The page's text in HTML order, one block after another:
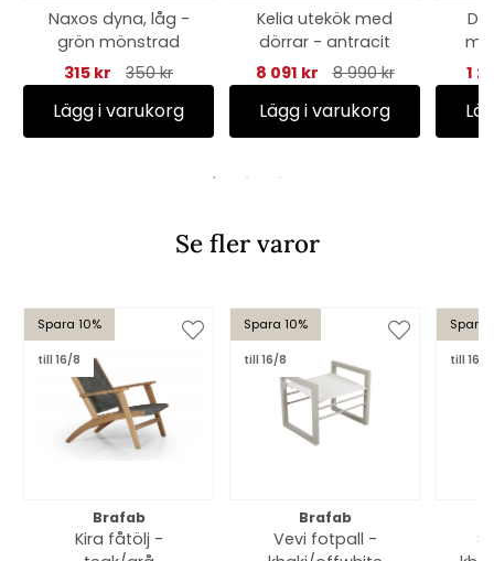
Naxos dyna, låg -
grön mönstrad
315 kr
350 kr
Lägg i varukorg
Kelia utekök med
dörrar - antracit
8 091 kr
8 990 kr
Lägg i varukorg
1
Se fler varor
Spara 10%
till 16/8
Brafab
Kira fåtölj -
Spara 10%
till 16/8
Brafab
Vevi fotpall -
Spara
till 16/8